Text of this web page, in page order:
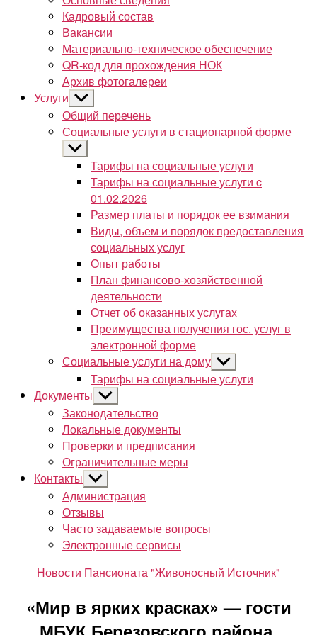
Кадровый состав
Вакансии
Материально-техническое обеспечение
QR-код для прохождения НОК
Архив фотогалереи
Услуги Показывать
подменю
Общий перечень
Социальные услуги в стационарной форме
Показывать
подменюТарифы на социальные услуги
Тарифы на социальные услуги c
01.02.2026
Размер платы и порядок ее взимания
Виды, объем и порядок предоставления
социальных услуг
Опыт работы
План финансово-хозяйственной
деятельности
Отчет об оказанных услугах
Преимущества получения гос. услуг в
электронной форме
Социальные услуги на дому Показывать
подменю
Тарифы на социальные услуги
Документы Показывать
подменю
Законодательство
Локальные документы
Проверки и предписания
Ограничительные меры
Контакты Показывать
подменю
Администрация
Отзывы
Часто задаваемые вопросы
Электронные сервисы
Рубрики
Новости Пансионата "Живоносный Источник"
«Мир в ярких красках» — гости